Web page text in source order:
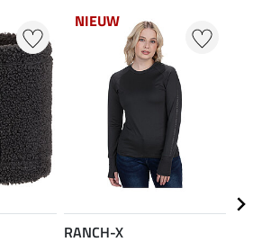
NIEUW
RANCH-X